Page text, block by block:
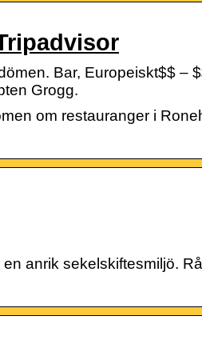
Bar, Europeiskt$$ –
Grogg.
om restauranger i
anrik sekelskiftesmiljö.